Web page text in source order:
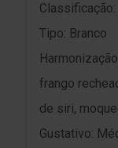
Tipo: Branco
frango
de siri,
Gustativo: